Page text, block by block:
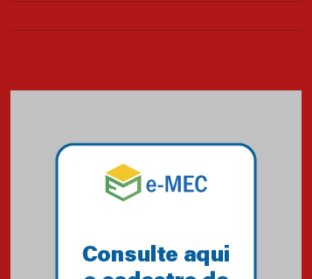
Mackenzie mobiliza campanha
solidária para apoiar famílias em
Minas Gerais
Primeiro culto do ano ressalta o